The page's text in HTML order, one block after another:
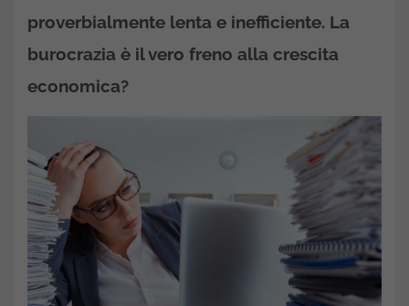
proverbialmente lenta e inefficiente. La
burocrazia è il vero freno alla crescita
economica?